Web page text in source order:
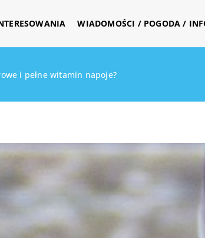
WIADOMOŚCI / POGODA /
i pełne witamin napoje?